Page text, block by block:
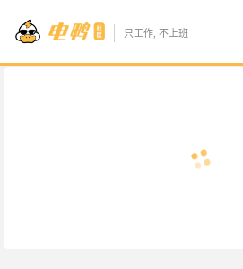
只工作, 不上班